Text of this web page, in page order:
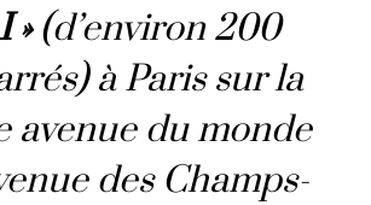
»(d’environ 200
à Paris sur la
avenue du monde
des Champs-